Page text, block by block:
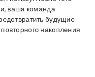
ваша команда
будущие
накопления